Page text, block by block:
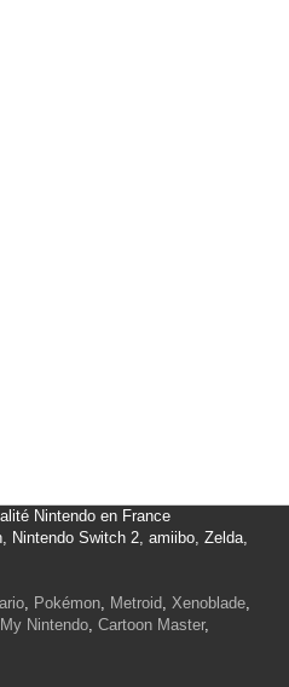
Nintendo en France
Nintendo Switch 2, amiibo, Zelda,
, Pokémon, Metroid, Xenoblade,
My Nintendo, Cartoon Master,